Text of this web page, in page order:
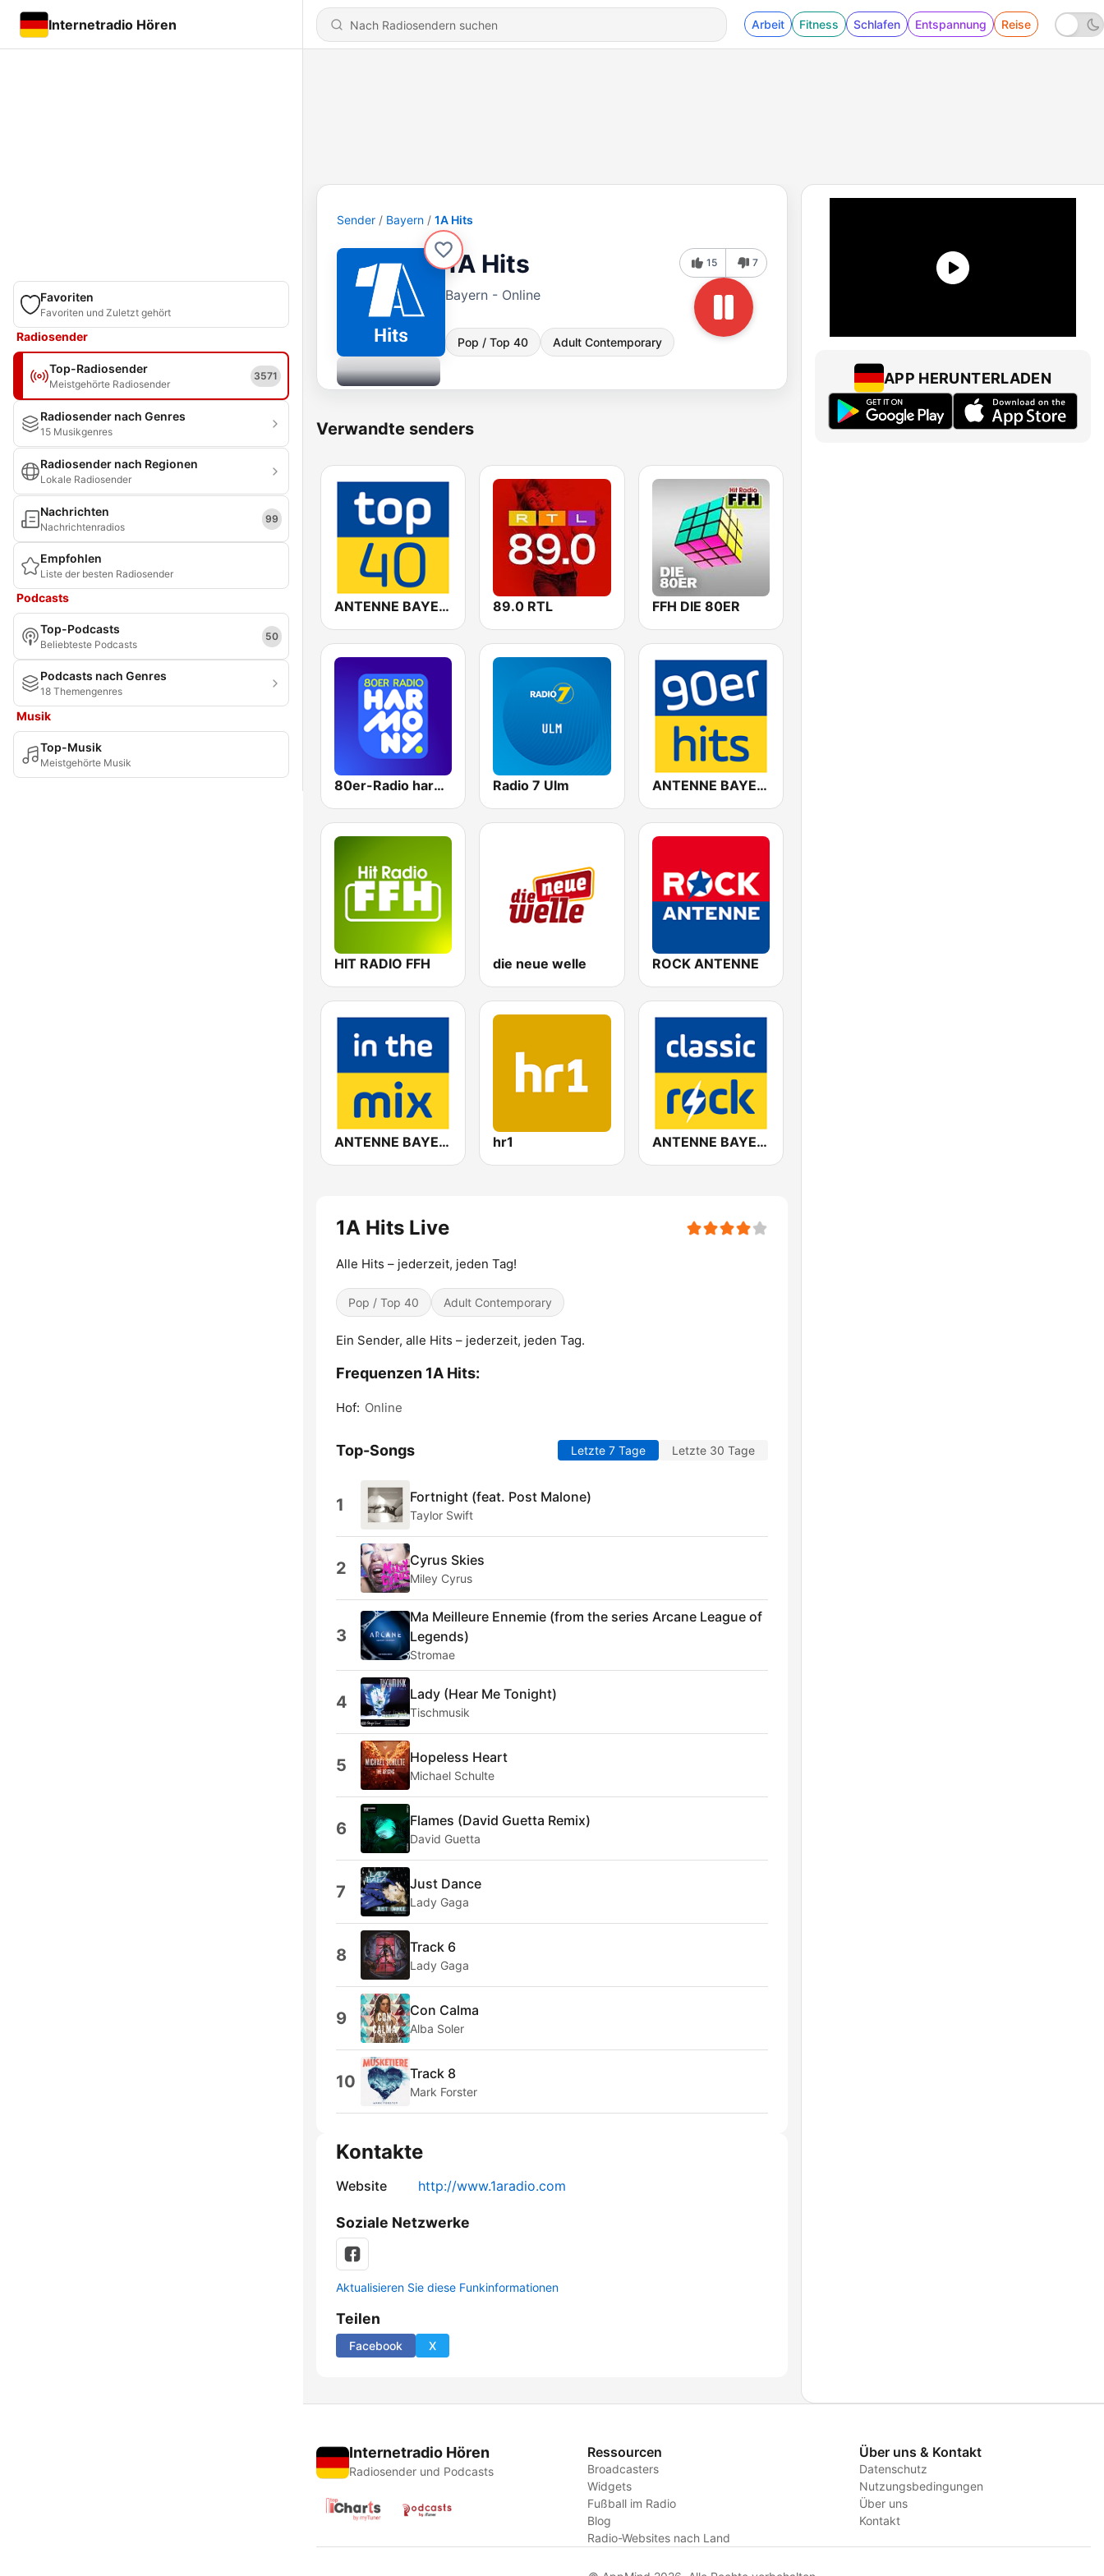
Internetradio Hören Arbeit Fitness Schlafen Entspannung Reise
Favoriten
Favoriten und Zuletzt gehört
Radiosender
Top-Radiosender
Meistgehörte Radiosender
3571
Radiosender nach Genres
15 Musikgenres
Radiosender nach Regionen
Lokale Radiosender
Nachrichten
Nachrichtenradios
99
Empfohlen
Liste der besten Radiosender
Podcasts
Top-Podcasts
Beliebteste Podcasts
50
Podcasts nach Genres
18 Themengenres
Musik
Top-Musik
Meistgehörte Musik
Sender Bayern 1A Hits
1A Hits
Bayern - Online
Pop / Top 40 Adult Contemporary
15 7
Verwandte senders
ANTENNE BAYERN Top 40 89.0 RTL FFH DIE 80ER
80er-Radio harmony Radio 7 Ulm ANTENNE BAYERN 90er Hits
HIT RADIO FFH die neue welle ROCK ANTENNE
ANTENNE BAYERN in the mix hr1 ANTENNE BAYERN Classic Rock
1A Hits Live
Alle Hits – jederzeit, jeden Tag!
Pop / Top 40 Adult Contemporary
Ein Sender, alle Hits – jederzeit, jeden Tag.
Frequenzen 1A Hits:
Hof: Online
Top-Songs Letzte 7 Tage Letzte 30 Tage
1 Fortnight (feat. Post Malone)
Taylor Swift
2 Cyrus Skies
Miley Cyrus
3
Ma Meilleure Ennemie (from the series Arcane League of
Legends)
Stromae
4 Lady (Hear Me Tonight)
Tischmusik
5 Hopeless Heart
Michael Schulte
6 Flames (David Guetta Remix)
David Guetta
7 Just Dance
Lady Gaga
8 Track 6
Lady Gaga
9 Con Calma
Alba Soler
10 Track 8
Mark Forster
Kontakte
Website http://www.1aradio.com
Soziale Netzwerke
Aktualisieren Sie diese Funkinformationen
Teilen
Facebook X
APP HERUNTERLADEN
Internetradio Hören
Radiosender und Podcasts
Ressourcen
Broadcasters
Widgets
Fußball im Radio
Blog
Radio-Websites nach Land
Über uns & Kontakt
Datenschutz
Nutzungsbedingungen
Über uns
Kontakt